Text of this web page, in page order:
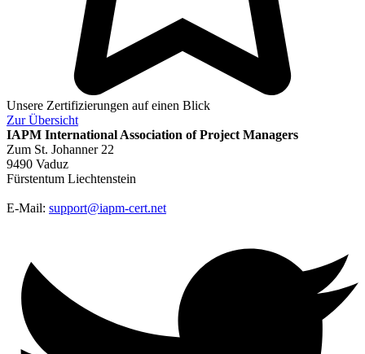
Unsere Zertifizierungen auf einen Blick
ZurÜbersicht
IAPM International Association of Project Managers
Zum St. Johanner 22
9490 Vaduz
Fürstentum Liechtenstein
E-Mail: support@iapm-cert.net